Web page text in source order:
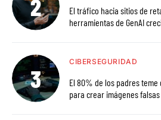
El tráfico hacia sitios de
herramientas de GenAI
CIBERSEGURIDAD
El 80% de los padres
para crear imágenes falsas